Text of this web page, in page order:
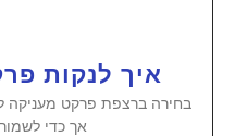
איך לנקות
בחירה ברצפת פרקט מעניקה
אך כדי